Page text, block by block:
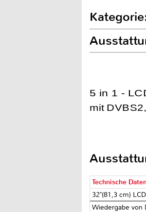
5 in 1 -
mit
Technische
32"(81,3 cm)
Wiedergabe von